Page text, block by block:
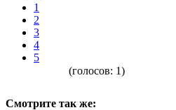
1
2
3
4
5
(голосов: 1)
Смотрите так же: